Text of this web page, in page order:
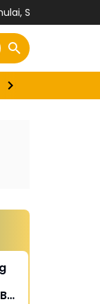
Ingatkan